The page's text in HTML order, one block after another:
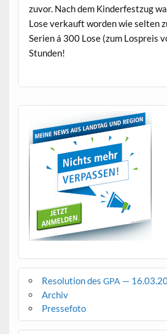
zuvor. Nach dem Kinder­festzug
Lose verkauft wor­den wie sel­ten
Serien á 300 Lose (zum Lospreis
Stunden!
Resolution des GPA —
Archiv
Pressefoto